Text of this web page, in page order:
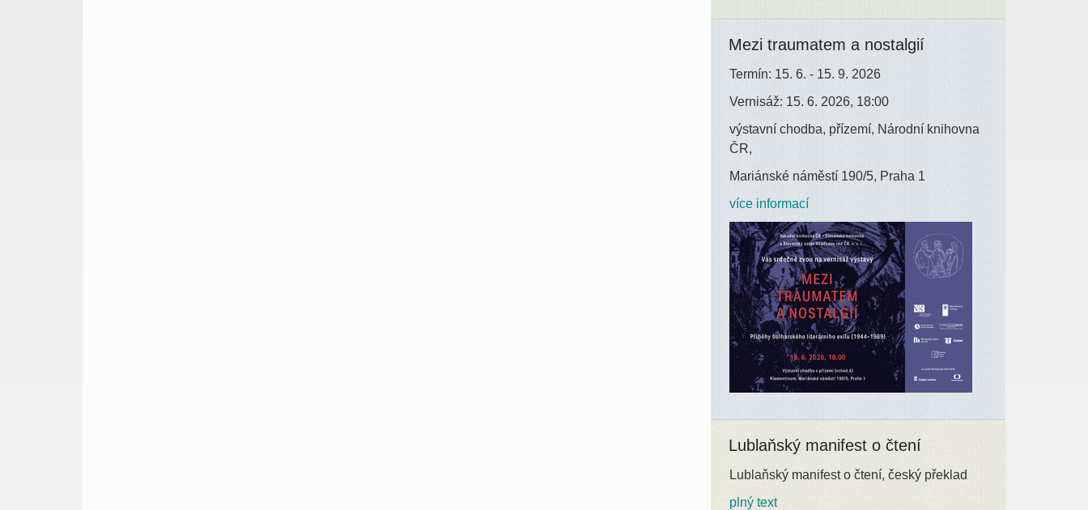
Mezi traumatem a nostalgií
Termín: 15. 6. - 15. 9. 2026
Vernisáž: 15. 6. 2026, 18:00
výstavní chodba, přízemí, Národní knihovna
ČR,
Mariánské náměstí 190/5, Praha 1
více informací
Lublaňský manifest o čtení
Lublaňský manifest o čtení, český překlad
plný text